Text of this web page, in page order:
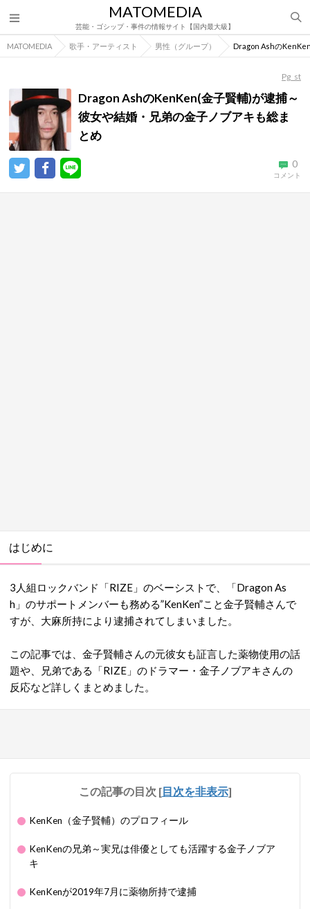
MATOMEDIA
芸能・ゴシップ・事件の情報サイト【国内最大級】
MATOMEDIA 歌手・アーティスト 男性（グループ） Dragon Ashの
Pg_st
Dragon AshのKenKen(金子賢輔)が逮捕～
彼女や結婚・兄弟の金子ノブアキも総ま
とめ
0
コメント
はじめに
3人組ロックバンド「RIZE」のベーシストで、「Dragon As
h」のサポートメンバーも務める”KenKen”こと金子賢輔さんで
すが、大麻所持により逮捕されてしまいました。
この記事では、金子賢輔さんの元彼女も証言した薬物使用の話
題や、兄弟である「RIZE」のドラマー・金子ノブアキさんの
反応など詳しくまとめました。
この記事の目次 [目次を非表示]
KenKen（金子賢輔）のプロフィール
KenKenの兄弟～実兄は俳優としても活躍する金子ノブア
キ
KenKenが2019年7月に薬物所持で逮捕